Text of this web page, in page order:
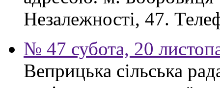
Незалежності, 47.
№ 47 субота, 20
Веприцька сільська